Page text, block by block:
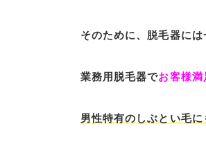
そのために、脱毛器には
業務用脱毛器でお客様
男性特有のしぶとい毛